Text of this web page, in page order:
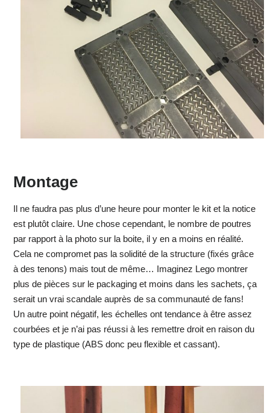
Montage
Il ne faudra pas plus d’une heure pour monter le kit et la notice
est plutôt claire. Une chose cependant, le nombre de poutres
par rapport à la photo sur la boite, il y en a moins en réalité.
Cela ne compromet pas la solidité de la structure (fixés grâce
à des tenons) mais tout de même… Imaginez Lego montrer
plus de pièces sur le packaging et moins dans les sachets, ça
serait un vrai scandale auprès de sa communauté de fans!
Un autre point négatif, les échelles ont tendance à être assez
courbées et je n’ai pas réussi à les remettre droit en raison du
type de plastique (ABS donc peu flexible et cassant).